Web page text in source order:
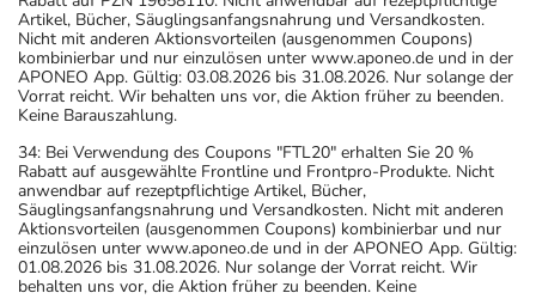
Artikel, Bücher, Säuglingsanfangsnahrung und Versandkosten.
Nicht mit anderen Aktionsvorteilen (ausgenommen Coupons)
kombinierbar und nur einzulösen unter www.aponeo.de und in der
APONEO App. Gültig: 03.08.2026 bis 31.08.2026. Nur solange der
Vorrat reicht. Wir behalten uns vor, die Aktion früher zu beenden.
Keine Barauszahlung.
34: Bei Verwendung des Coupons "FTL20" erhalten Sie 20 %
Rabatt auf ausgewählte Frontline und Frontpro-Produkte. Nicht
anwendbar auf rezeptpflichtige Artikel, Bücher,
Säuglingsanfangsnahrung und Versandkosten. Nicht mit anderen
Aktionsvorteilen (ausgenommen Coupons) kombinierbar und nur
einzulösen unter www.aponeo.de und in der APONEO App. Gültig:
01.08.2026 bis 31.08.2026. Nur solange der Vorrat reicht. Wir
behalten uns vor, die Aktion früher zu beenden. Keine